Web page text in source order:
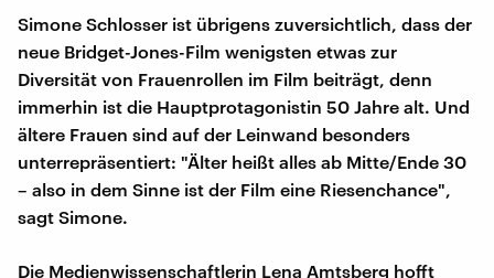
Simone Schlosser ist übrigens zuversichtlich, dass der
neue Bridget-Jones-Film wenigsten etwas zur
Diversität von Frauenrollen im Film beiträgt, denn
immerhin ist die Hauptprotagonistin 50 Jahre alt. Und
ältere Frauen sind auf der Leinwand besonders
unterrepräsentiert: "Älter heißt alles ab Mitte/Ende 30
– also in dem Sinne ist der Film eine Riesenchance",
sagt Simone.
Die Medienwissenschaftlerin Lena Amtsberg hofft